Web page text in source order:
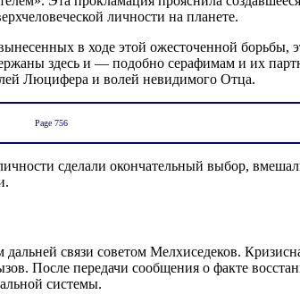
личности на планете.
в ходе этой ожесточенной борьбы,
здесь и — подобно серафимам и их
Люцифера и волей невидимого Отца.
Page 756
сделали окончательный выбор,
связи советом Мелхиседеков.
После передачи сообщения о факте
системы.